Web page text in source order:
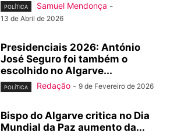
POLÍTICA Samuel Mendonça -
13 de Abril de 2026
Presidenciais 2026: António
José Seguro foi também o
escolhido no Algarve...
POLÍTICA Redação - 9 de Fevereiro de 2026
Bispo do Algarve critica no Dia
Mundial da Paz aumento da...